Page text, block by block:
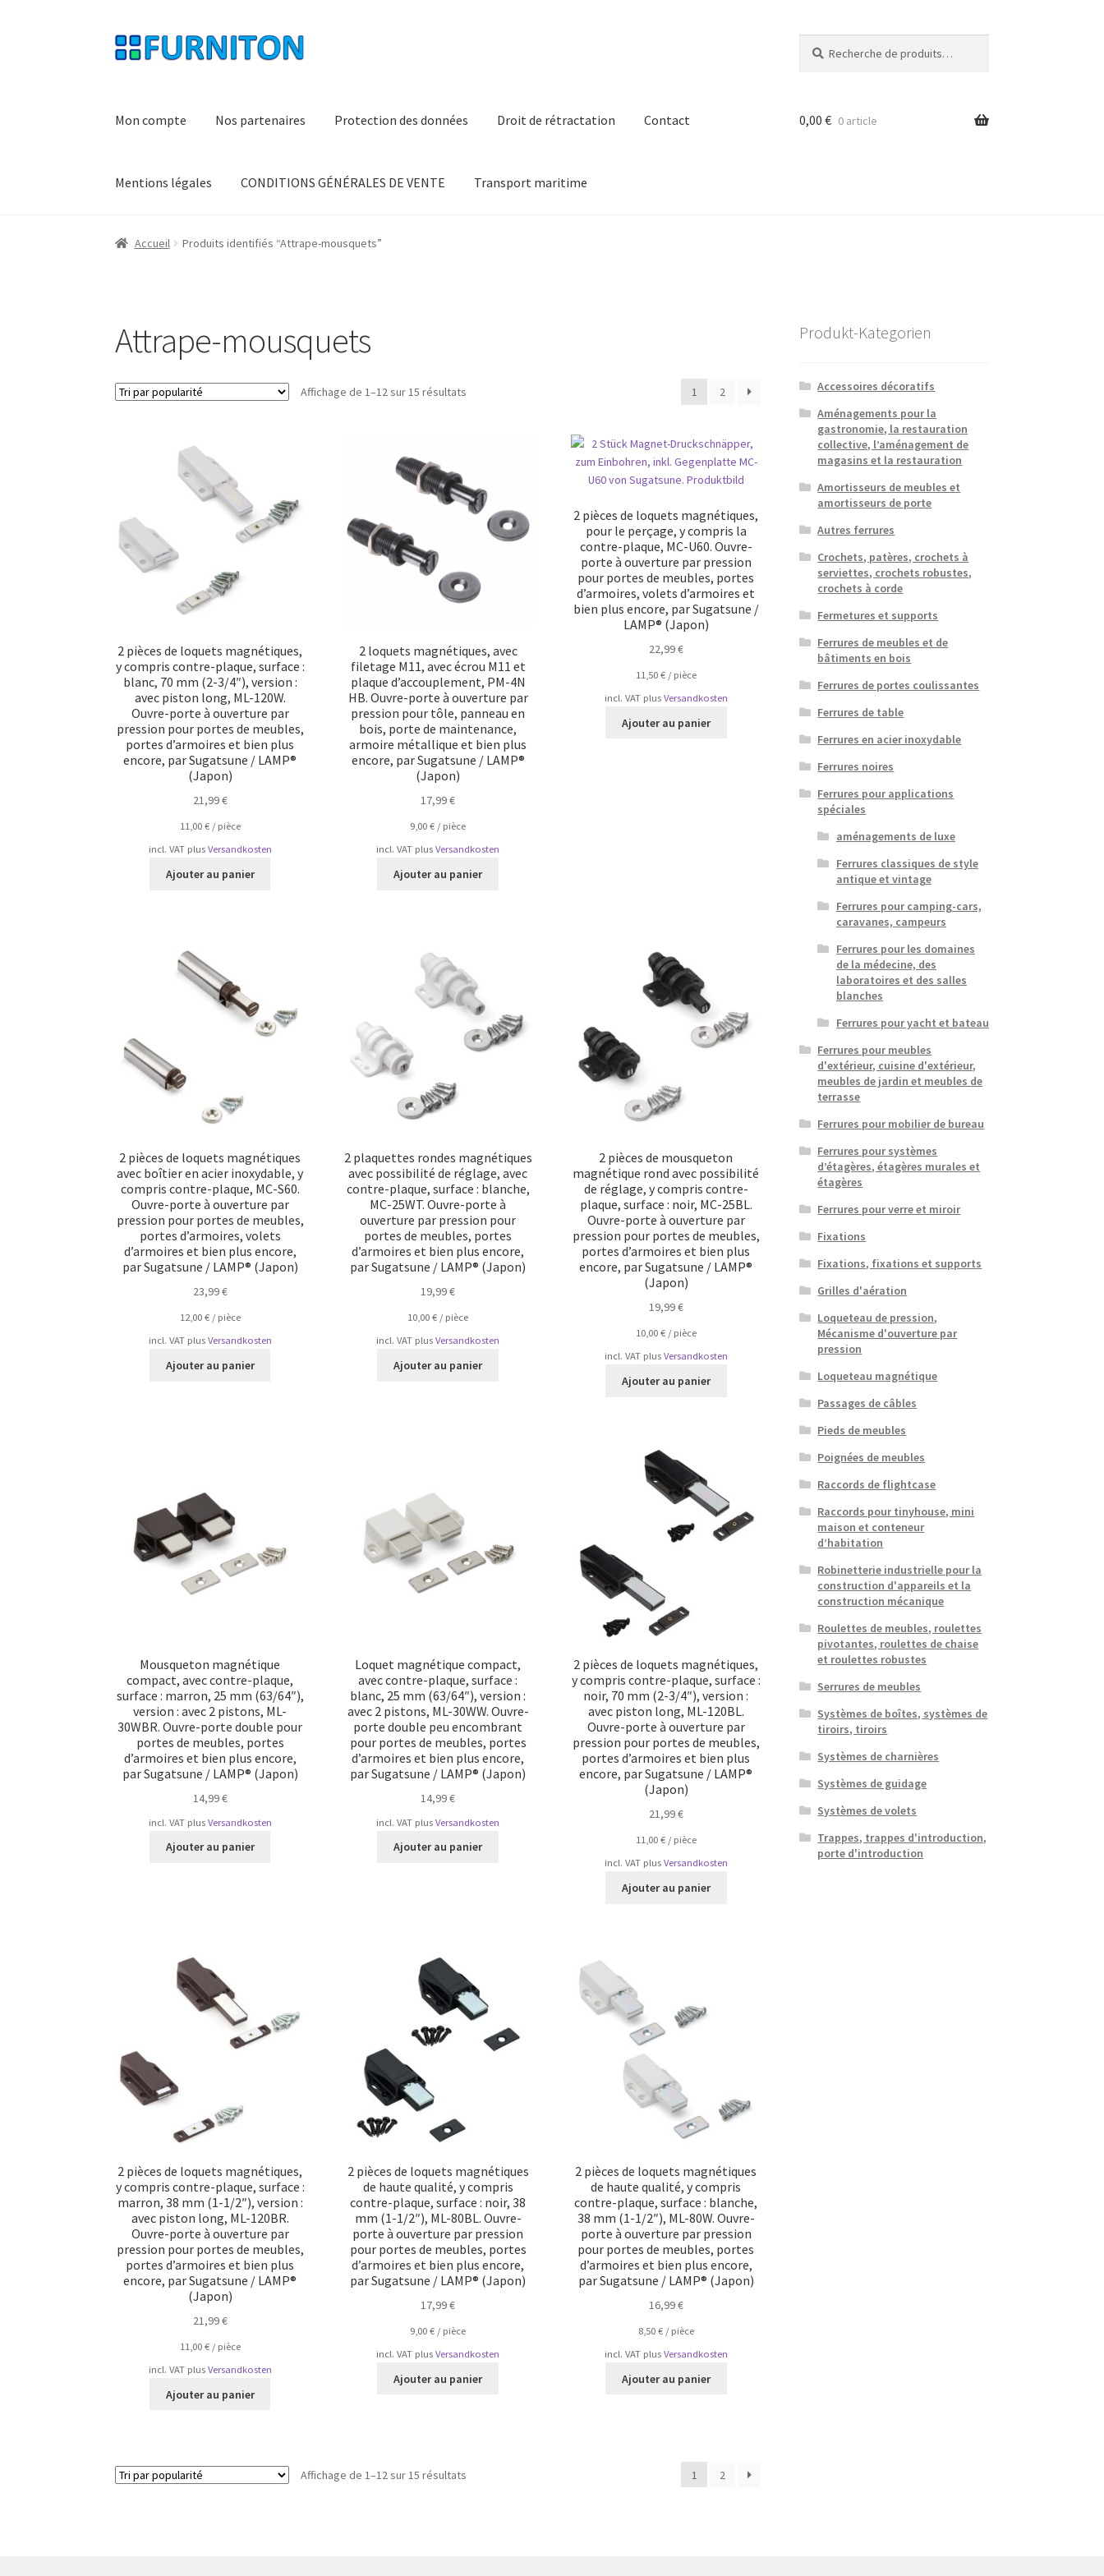
Aller
à
Aller
au
pour :
Mon compte Nos partenaires Protection des données Droit de rétractation Contact
Mentions légales CONDITIONS GÉNÉRALES DE VENTE Transport maritime
0,00 € 0 article
Accueil Produits identifiés “Attrape-mousquets”
Attrape-mousquets
Affichage de 1–12 sur 15 résultats 1 2
2 pièces de loquets magnétiques,
y compris contre-plaque, surface :
blanc, 70 mm (2-3/4″), version :
avec piston long, ML-120W.
Ouvre-porte à ouverture par
pression pour portes de meubles,
portes d’armoires et bien plus
encore, par Sugatsune / LAMP®
(Japon)
21,99€
11,00 €/ pièce
incl. VAT plus Versandkosten
Ajouter au panier
2 loquets magnétiques, avec
filetage M11, avec écrou M11 et
plaque d’accouplement, PM-4N
HB. Ouvre-porte à ouverture par
pression pour tôle, panneau en
bois, porte de maintenance,
armoire métallique et bien plus
encore, par Sugatsune / LAMP®
(Japon)
17,99€
9,00€ / pièce
incl. VAT plusVersandkosten
Ajouter au panier
2 pièces de loquets magnétiques,
pour le perçage, y compris la
contre-plaque, MC-U60. Ouvre-
porte à ouverture par pression
pour portes de meubles, portes
d’armoires, volets d’armoires et
bien plus encore, par Sugatsune /
LAMP® (Japon)
22,99€
11,50 €/ pièce
incl. VAT plus Versandkosten
Ajouter au panier
2 pièces de loquets magnétiques
avec boîtier en acier inoxydable, y
compris contre-plaque, MC-S60.
Ouvre-porte à ouverture par
pression pour portes de meubles,
portes d’armoires, volets
d’armoires et bien plus encore,
par Sugatsune / LAMP® (Japon)
23,99€
12,00 €/ pièce
incl. VAT plus Versandkosten
Ajouter au panier
2 plaquettes rondes magnétiques
avec possibilité de réglage, avec
contre-plaque, surface : blanche,
MC-25WT. Ouvre-porte à
ouverture par pression pour
portes de meubles, portes
d’armoires et bien plus encore,
par Sugatsune / LAMP® (Japon)
19,99€
10,00€ / pièce
incl. VAT plusVersandkosten
Ajouter au panier
2 pièces de mousqueton
magnétique rond avec possibilité
de réglage, y compris contre-
plaque, surface : noir, MC-25BL.
Ouvre-porte à ouverture par
pression pour portes de meubles,
portes d’armoires et bien plus
encore, par Sugatsune / LAMP®
(Japon)
19,99€
10,00 €/ pièce
incl. VAT plus Versandkosten
Ajouter au panier
Mousqueton magnétique
compact, avec contre-plaque,
surface : marron, 25 mm (63/64″),
version : avec 2 pistons, ML-
30WBR. Ouvre-porte double pour
portes de meubles, portes
d’armoires et bien plus encore,
par Sugatsune / LAMP® (Japon)
14,99€
incl. VAT plus Versandkosten
Ajouter au panier
Loquet magnétique compact,
avec contre-plaque, surface :
blanc, 25 mm (63/64″), version :
avec 2 pistons, ML-30WW. Ouvre-
porte double peu encombrant
pour portes de meubles, portes
d’armoires et bien plus encore,
par Sugatsune / LAMP® (Japon)
14,99€
incl. VAT plusVersandkosten
Ajouter au panier
2 pièces de loquets magnétiques,
y compris contre-plaque, surface :
noir, 70 mm (2-3/4″), version :
avec piston long, ML-120BL.
Ouvre-porte à ouverture par
pression pour portes de meubles,
portes d’armoires et bien plus
encore, par Sugatsune / LAMP®
(Japon)
21,99€
11,00 €/ pièce
incl. VAT plus Versandkosten
Ajouter au panier
2 pièces de loquets magnétiques,
y compris contre-plaque, surface :
marron, 38 mm (1-1/2″), version :
avec piston long, ML-120BR.
Ouvre-porte à ouverture par
pression pour portes de meubles,
portes d’armoires et bien plus
encore, par Sugatsune / LAMP®
(Japon)
21,99€
11,00 €/ pièce
incl. VAT plus Versandkosten
Ajouter au panier
2 pièces de loquets magnétiques
de haute qualité, y compris
contre-plaque, surface : noir, 38
mm (1-1/2″), ML-80BL. Ouvre-
porte à ouverture par pression
pour portes de meubles, portes
d’armoires et bien plus encore,
par Sugatsune / LAMP® (Japon)
17,99€
9,00€ / pièce
incl. VAT plusVersandkosten
Ajouter au panier
2 pièces de loquets magnétiques
de haute qualité, y compris
contre-plaque, surface : blanche,
38 mm (1-1/2″), ML-80W. Ouvre-
porte à ouverture par pression
pour portes de meubles, portes
d’armoires et bien plus encore,
par Sugatsune / LAMP® (Japon)
16,99€
8,50 €/ pièce
incl. VAT plus Versandkosten
Ajouter au panier
Affichage de 1–12 sur 15 résultats 1 2
Produkt-Kategorien
Accessoires décoratifs
Aménagements pour la
gastronomie, la restauration
collective, l’aménagement de
magasins et la restauration
Amortisseurs de meubles et
amortisseurs de porte
Autres ferrures
Crochets, patères, crochets à
serviettes, crochets robustes,
crochets à corde
Fermetures et supports
Ferrures de meubles et de
bâtiments en bois
Ferrures de portes coulissantes
Ferrures de table
Ferrures en acier inoxydable
Ferrures noires
Ferrures pour applications
spéciales
aménagements de luxe
Ferrures classiques de style
antique et vintage
Ferrures pour camping-cars,
caravanes, campeurs
Ferrures pour les domaines
de la médecine, des
laboratoires et des salles
blanches
Ferrures pour yacht et bateau
Ferrures pour meubles
d'extérieur, cuisine d'extérieur,
meubles de jardin et meubles de
terrasse
Ferrures pour mobilier de bureau
Ferrures pour systèmes
d’étagères, étagères murales et
étagères
Ferrures pour verre et miroir
Fixations
Fixations, fixations et supports
Grilles d'aération
Loqueteau de pression,
Mécanisme d'ouverture par
pression
Loqueteau magnétique
Passages de câbles
Pieds de meubles
Poignées de meubles
Raccords de flightcase
Raccords pour tinyhouse, mini
maison et conteneur
d’habitation
Robinetterie industrielle pour la
construction d'appareils et la
construction mécanique
Roulettes de meubles, roulettes
pivotantes, roulettes de chaise
et roulettes robustes
Serrures de meubles
Systèmes de boîtes, systèmes de
tiroirs, tiroirs
Systèmes de charnières
Systèmes de guidage
Systèmes de volets
Trappes, trappes d'introduction,
porte d'introduction